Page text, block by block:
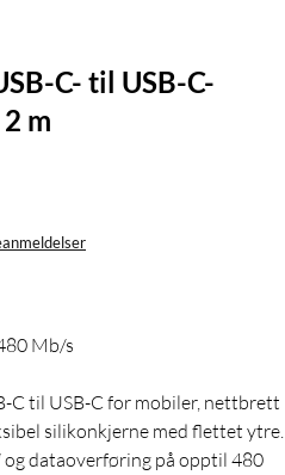
C- til USB-C-
m
Mb/s
C til USB-C for mobiler, nettbrett
silikonkjerne med flettet ytre.
dataoverføring på opptil 480